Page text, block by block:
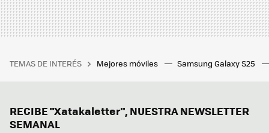
TEMAS DE INTERÉS Mejores móviles Samsung Galaxy S25
RECIBE "Xatakaletter", NUESTRA NEWSLETTER
SEMANAL